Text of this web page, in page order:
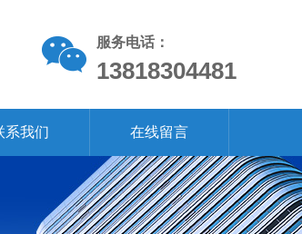
服务电话：
13818304481
系我们 在线留言